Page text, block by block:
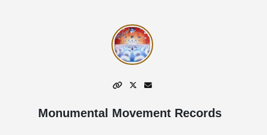
Monumental Movement Records